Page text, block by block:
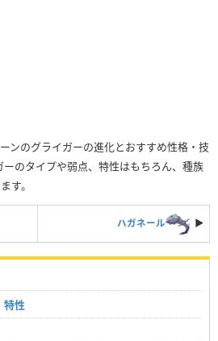
ンのグライガーの進化とおすすめ性格・技
ーのタイプや弱点、特性はもちろん、種族
す。
ハガネール ▶︎
特性